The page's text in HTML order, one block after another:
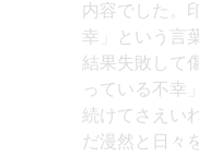
内容でした。
幸」という言
結果失敗して
っている不幸
続けてさえい
だ漫然と日々